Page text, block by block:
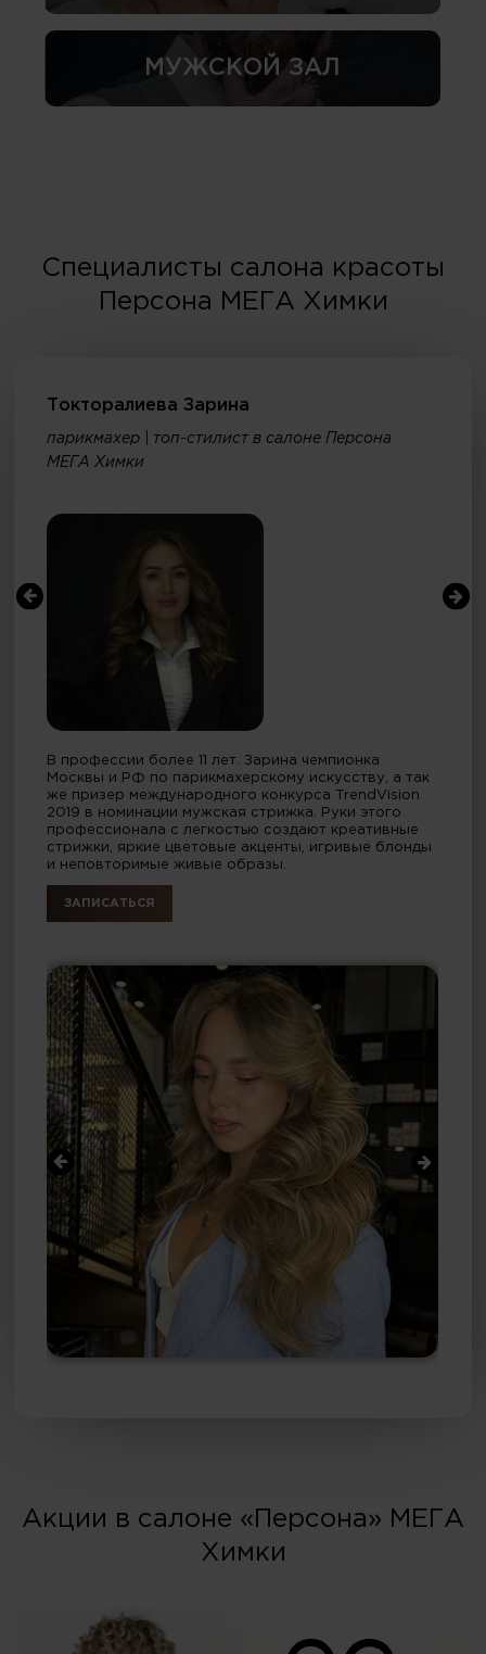
МУЖСКОЙ ЗАЛ
Специалисты салона красоты
Персона МЕГА Химки
Токторалиева Зарина
парикмахер | топ-стилист в салоне Персона
МЕГА Химки
В профессии более 11 лет. Зарина чемпионка
Москвы и РФ по парикмахерскому искусству, а так
же призер международного конкурса TrendVision
2019 в номинации мужская стрижка. Руки этого
профессионала с легкостью создают креативные
стрижки, яркие цветовые акценты, игривые блонды
и неповторимые живые образы.
ЗАПИСАТЬСЯ
Акции в салоне «Персона» МЕГА
Химки